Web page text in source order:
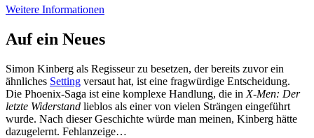
Weitere Informationen
Auf ein Neues
Simon Kinberg als Regisseur zu besetzen, der bereits zuvor ein
ähnliches Setting versaut hat, ist eine fragwürdige Entscheidung.
Die Phoenix-Saga ist eine komplexe Handlung, die in X-Men: Der
letzte Widerstand lieblos als einer von vielen Strängen eingeführt
wurde. Nach dieser Geschichte würde man meinen, Kinberg hätte
dazugelernt. Fehlanzeige…